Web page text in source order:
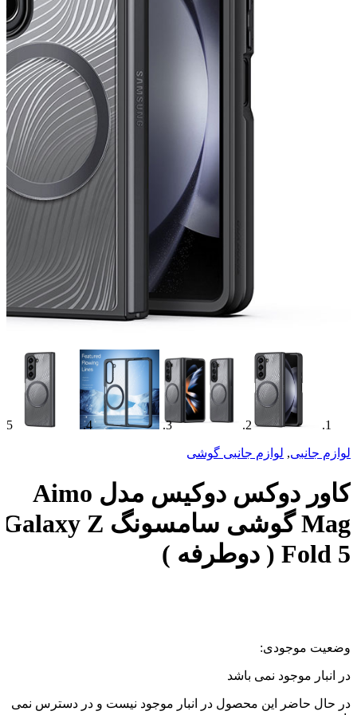
لوازم جانبی, لوازم جانبی گوشی
کاور دوکس دوکیس مدل Aimo
Mag گوشی سامسونگ Galaxy Z
Fold 5 ( دوطرفه )
وضعیت موجودی:
در انبار موجود نمی باشد
در حال حاضر این محصول در انبار موجود نیست و در دسترس نمی